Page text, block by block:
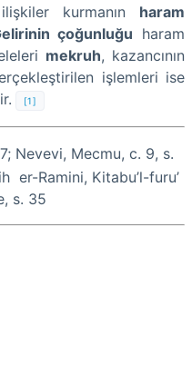
kurmanın haram
çoğunluğu haram
mekruh, kazancının
işlemleri ise
[1]
Nevevi, Mecmu, c. 9, s.
er-Ramini, Kitabu’l-furu’
s. 35